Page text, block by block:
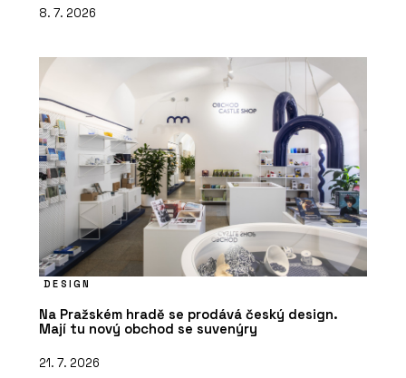
8. 7. 2026
DESIGN
Na Pražském hradě se prodává český design.
Mají tu nový obchod se suvenýry
21. 7. 2026